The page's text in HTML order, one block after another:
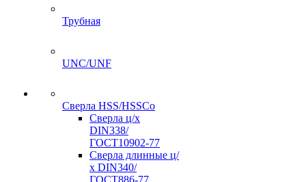
Трубная
UNC/UNF
Сверла HSS/HSSCo
Сверла ц/х
DIN338/
ГОСТ10902-77
Сверла длинные ц/
х DIN340/
ГОСТ886-77